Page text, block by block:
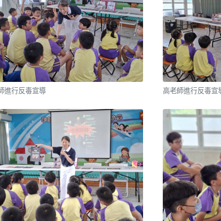
進行反毒宣導 高老師進行反毒宣